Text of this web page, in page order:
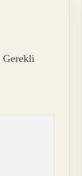
Gerekli